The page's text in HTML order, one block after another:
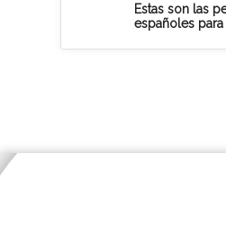
Estas son las
españoles